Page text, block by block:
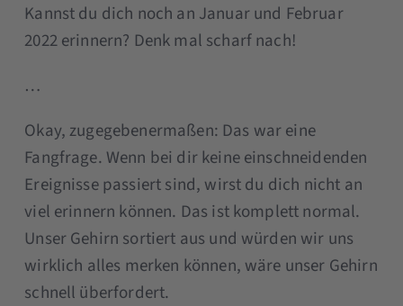
Kannst du dich noch an Januar und Februar
2022 erinnern? Denk mal scharf nach!
…
Okay, zugegebenermaßen: Das war eine
Fangfrage. Wenn bei dir keine einschneidenden
Ereignisse passiert sind, wirst du dich nicht an
viel erinnern können. Das ist komplett normal.
Unser Gehirn sortiert aus und würden wir uns
wirklich alles merken können, wäre unser Gehirn
schnell überfordert.